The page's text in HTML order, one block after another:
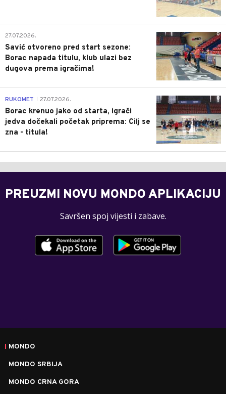
0
27.07.2026.
Savić otvoreno pred start sezone:
Borac napada titulu, klub ulazi bez
dugova prema igračima!
0
RUKOMET 27.07.2026.
Borac krenuo jako od starta, igrači
jedva dočekali početak priprema: Cilj se
zna - titula!
PREUZMI NOVU MONDO APLIKACIJU
Savršen spoj vijesti i zabave.
MONDO
MONDO SRBIJA
MONDO CRNA GORA